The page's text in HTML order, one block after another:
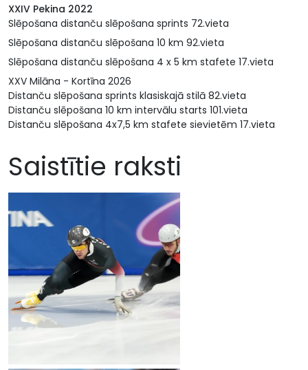
XXIV Pekina 2022
Slēpošana distanču slēpošana sprints 72.vieta
Slēpošana distanču slēpošana 10 km 92.vieta
Slēpošana distanču slēpošana 4 x 5 km stafete 17.vieta
XXV Milāna - Kortīna 2026
Distanču slēpošana sprints klasiskajā stilā 82.vieta
Distanču slēpošana 10 km intervālu starts 101.vieta
Distanču slēpošana 4x7,5 km stafete sievietēm 17.vieta
Saistītie raksti